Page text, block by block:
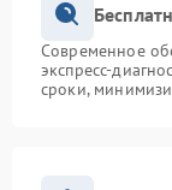
Современное
экспресс-
сроки,